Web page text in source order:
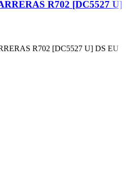
R702 [DC5527 U]
R702 [DC5527 U] DS EU